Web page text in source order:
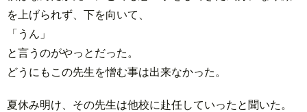
を上げられず、下を向いて、
「うん」
と言うのがやっとだった。
どうにもこの先生を憎む事は出来なかった。
夏休み明け、その先生は他校に赴任していったと聞いた。